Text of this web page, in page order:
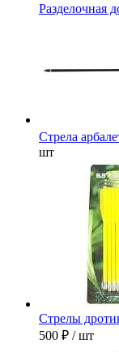
Разделочная
Стрела
шт
Стрелы
500 ₽ / шт